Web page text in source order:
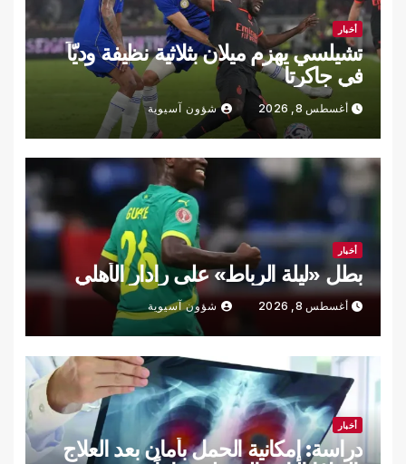
أخبار
تشيلسي يهزم ميلان بثلاثية نظيفة وديّاً
في جاكرتا
أغسطس 8, 2026 شؤون آسيوية
أخبار
بطل «ليلة الرباط» على رادار الأهلي
أغسطس 8, 2026 شؤون آسيوية
أخبار
دراسة: إمكانية الحمل بأمان بعد العلاج